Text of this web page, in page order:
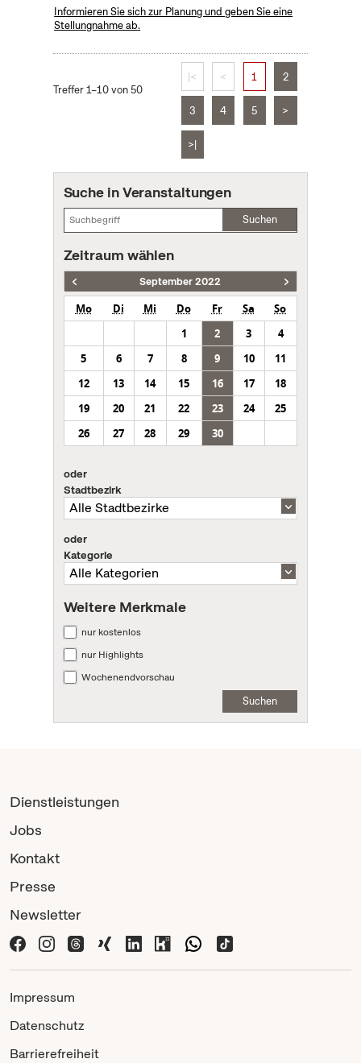
Informieren Sie sich zur Planung und geben Sie eine
Stellungnahme ab.
Treffer 1–10 von 50
|< < 1 2
3 4 5 >
>|
Suche in Veranstaltungen
Suchen
Zeitraum wählen
September 2022
Mo Di Mi Do Fr Sa
So
1
2 3
4
5
6 7 8 9 10
11
12
13 14 15 16 17
18
19
20 21 22 23 24
25
26
27 28 29 30
oder
Stadtbezirk
oder
Kategorie
Weitere Merkmale
nur kostenlos
nur Highlights
Wochenendvorschau
Suchen
Dienstleistungen
Jobs
Kontakt
Presse
Newsletter
Impressum
Datenschutz
Barrierefreiheit